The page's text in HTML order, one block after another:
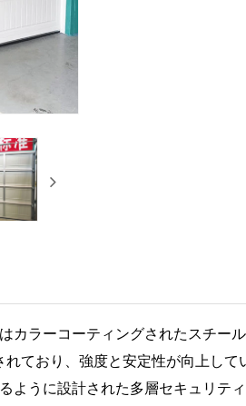
カラーコーティングされたスチー
ており、強度と安定性が向上し
ように設計された多層セキュリテ